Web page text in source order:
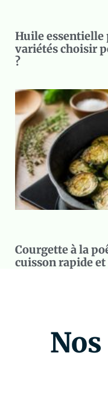
Huile essentielle
variétés choisir
?
Courgette à la
cuisson rapide